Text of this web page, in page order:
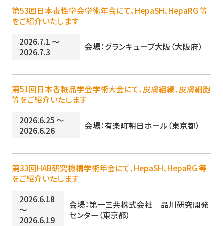
第53回日本毒性学会学術年会にて、HepaSH、HepaRG 等
をご紹介いたします
2026.7.1 ～
2026.7.3
会場：グランキューブ大阪（大阪府）
第51回日本香粧品学会学術大会にて、皮膚組織、皮膚細胞
等をご紹介いたします
2026.6.25 ～
2026.6.26
会場：有楽町朝日ホール（東京都）
第33回HAB研究機構学術年会にて、HepaSH、HepaRG 等
をご紹介いたします
2026.6.18
～
2026.6.19
会場：第一三共株式会社 品川研究開発
センター（東京都）